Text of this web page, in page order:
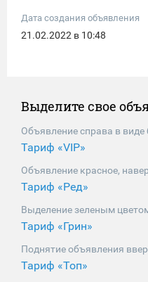
Дата создания объявления
21.02.2022 в 10:48
Выделите свое
Объявление справа в виде
Тариф «VIP»
Объявление красное,
Тариф «Ред»
Выделение зеленым
Тариф «Грин»
Поднятие объявления
Тариф «Топ»